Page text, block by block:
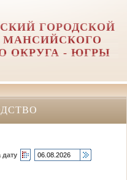
ГОРОДСКОЙ
МАНСИЙСКОГО
ОКРУГА - ЮГРЫ